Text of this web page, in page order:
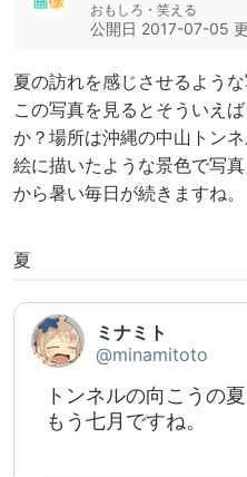
おもしろ・笑える
公開日 2017-07-05
夏の訪れを感じさせるよう
この写真を見るとそういえ
か？場所は沖縄の中山トン
絵に描いたような景色で写
から暑い毎日が続きますね。
夏
ミナミト
@minamitoto
トンネルの向こうの
もう七月ですね。